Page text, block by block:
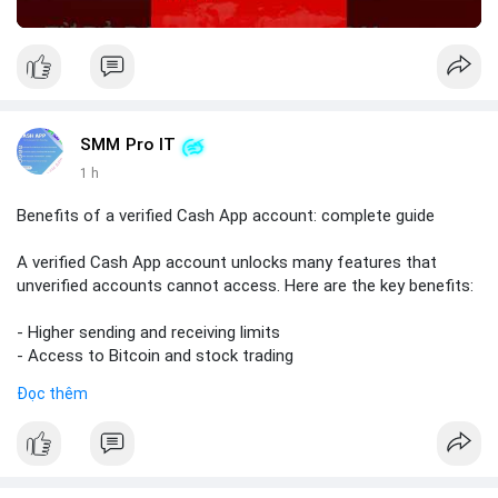
SMM Pro IT
1 h
Benefits of a verified Cash App account: complete guide
A verified Cash App account unlocks many features that
unverified accounts cannot access. Here are the key benefits:
- Higher sending and receiving limits
- Access to Bitcoin and stock trading
- Ability to link a bank account or card
To get verified, you need to provide your full name, date of
Đọc thêm